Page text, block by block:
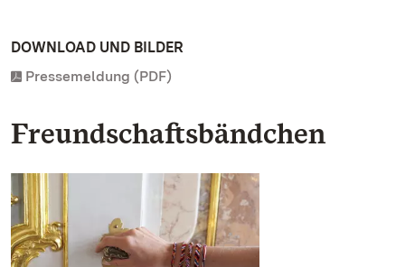
DOWNLOAD UND BILDER
Pressemeldung (PDF)
Freundschaftsbändchen